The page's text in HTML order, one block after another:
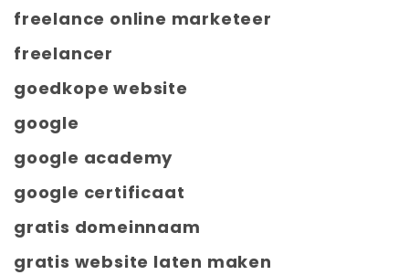
freelance online marketeer
freelancer
goedkope website
google
google academy
google certificaat
gratis domeinnaam
gratis website laten maken